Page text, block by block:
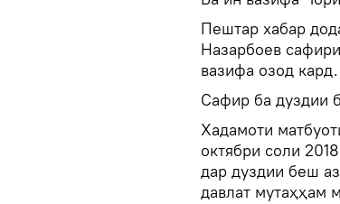
Пештар хабар
Назарбоев
вазифа озод кард.
Сафир ба дуздии
Хадамоти
октябри соли
дар дуздии беш
давлат мутаҳҳам